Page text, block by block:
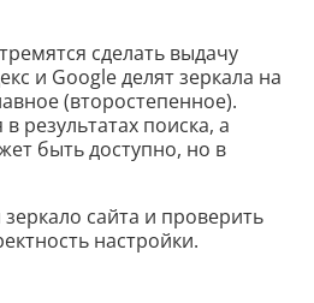
сделать выдачу
и Google делят зеркала на
(второстепенное).
результатах поиска, а
быть доступно, но в
сайта и проверить
настройки.